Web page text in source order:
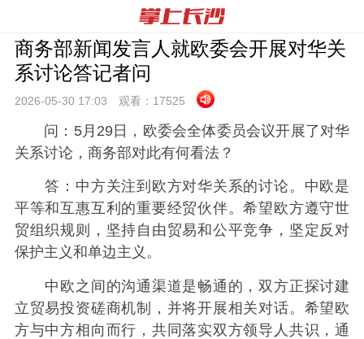
商务部新闻发言人就欧委会开展对华关
系讨论答记者问
2026-05-30 17:03 观看： 17525
问：5月29日，欧委会全体委员会议开展了对华
关系讨论，商务部对此有何看法？
答：中方关注到欧方对华关系的讨论。中欧是
平等和互惠互利的重要经贸伙伴。希望欧方遵守世
贸组织规则，坚持自由贸易和公平竞争，坚定反对
保护主义和单边主义。
中欧之间的沟通渠道是畅通的，双方正探讨建
立贸易投资磋商机制，并将开展相关对话。希望欧
方与中方相向而行，共同落实双方领导人共识，通